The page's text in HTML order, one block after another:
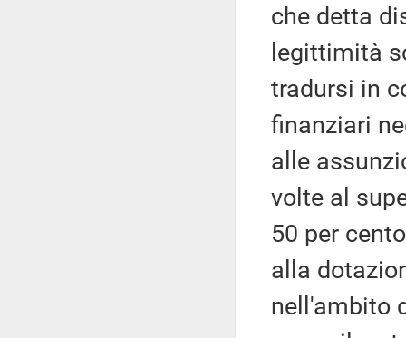
che detta
legittimità
tradursi in
finanziari
alle
volte al
50 per
alla
nell'ambito